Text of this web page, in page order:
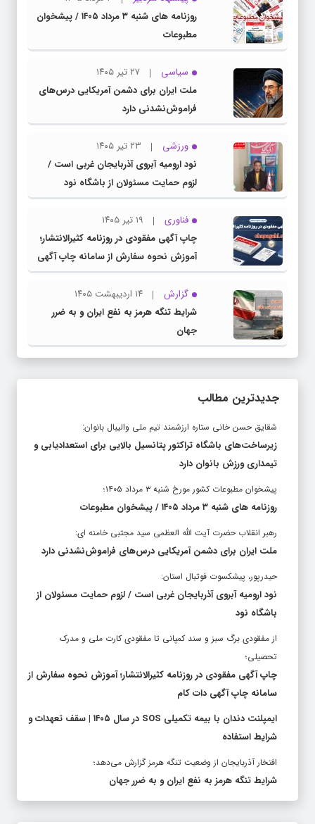
روزنامه های شنبه ۳ مرداد ۱۴۰۵ / پیشخوان
مطبوعات
سیاسی
۲۷ تیر ۱۴۰۵
ملت ایران برای دشمن آمریکایی درس‌های
فراموش‌نشدنی دارد
ورزشی
۲۳ تیر ۱۴۰۵
نود ارومیه آبروی آذربایجان غربی است /
لزوم حمایت مسئولان از باشگاه نود
فناوری
۱۹ تیر ۱۴۰۵
چاپ آگهی مفقودی در روزنامه کثیرالانتشار؛
آموزش نحوه سفارش از سامانه چاپ آگهی
دات کام
گزارش
۱۴ اردیبهشت ۱۴۰۵
شرایط تنگه هرمز به نفع ایران و به ضرر
جهان
جدیدترین مطالب
شقایق حسن خانی ستاره ارزشمند تیم ملی والیبال بانوان:
زیرساخت‌های باشگاه تراکتور پتانسیل بالایی برای استعدادیابی و
تیمداری ورزش بانوان دارد
پیشخوان مطبوعات کشور مورخ شنبه ۳ مرداد ۱۴۰۵؛
روزنامه های شنبه ۳ مرداد ۱۴۰۵ / پیشخوان مطبوعات
رهبر انقلاب حضرت آیت الله العظمی سید مجتبی خامنه ای:
ملت ایران برای دشمن آمریکایی درس‌های فراموش‌نشدنی دارد
حیدرپور، پیشکسوت فوتبال استان:
نود ارومیه آبروی آذربایجان غربی است / لزوم حمایت مسئولان از
باشگاه نود
از مفقودی برگ سبز و سند کمپانی تا مفقودی کارت ملی و مدرک
تحصیلی؛
چاپ آگهی مفقودی در روزنامه کثیرالانتشار؛ آموزش نحوه سفارش از
سامانه چاپ آگهی دات کام
ایمپلنت دندان با بیمه تکمیلی SOS در سال ۱۴۰۵ | سقف تعهدات و
شرایط استفاده
افتخار آذربایجان از وضعیت تنگه هرمز گزارش می‌دهد؛
شرایط تنگه هرمز به نفع ایران و به ضرر جهان